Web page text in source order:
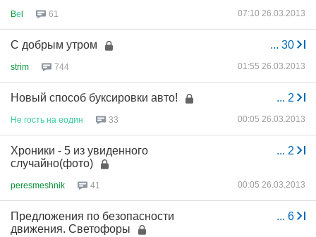
Bеl 61 07:10 26.03.2013
... 30
С добрым утром
strim 744 01:55 26.03.2013
... 2
Новый способ буксировки авто!
Не гость на еодин 33 00:05 26.03.2013
... 2
Хроники - 5 из увиденного
случайно(фото)
peresmeshnik 41 00:05 26.03.2013
... 6
Предложения по безопасности
движения. Светофоры